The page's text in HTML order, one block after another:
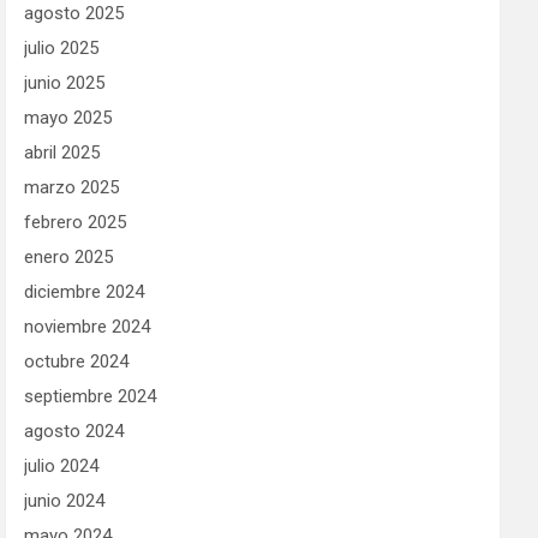
agosto 2025
julio 2025
junio 2025
mayo 2025
abril 2025
marzo 2025
febrero 2025
enero 2025
diciembre 2024
noviembre 2024
octubre 2024
septiembre 2024
agosto 2024
julio 2024
junio 2024